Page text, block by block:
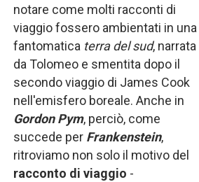
notare come molti racconti di
viaggio fossero ambientati in una
fantomatica terra del sud, narrata
da Tolomeo e smentita dopo il
secondo viaggio di James Cook
nell'emisfero boreale. Anche in
Gordon Pym, perciò, come
succede per Frankenstein,
ritroviamo non solo il motivo del
racconto di viaggio -